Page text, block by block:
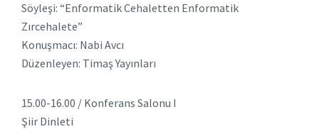
Söyleşi: “Enformatik Cehaletten Enformatik
Zırcehalete”
Konuşmacı: Nabi Avcı
Düzenleyen: Timaş Yayınları
15.00-16.00 / Konferans Salonu I
Şiir Dinleti